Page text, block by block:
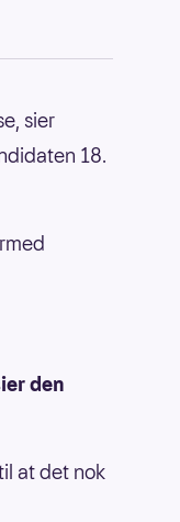
sier
18.
den
at det nok